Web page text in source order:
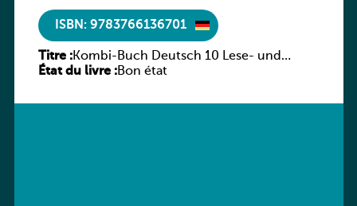
ISBN: 9783766136701
Titre :Kombi-Buch Deutsch 10 Lese- und
Sprachbuch
État du livre :Bon état